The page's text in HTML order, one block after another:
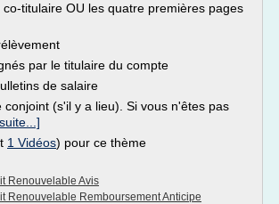
titulaire OU les quatre premières pages
par le titulaire du compte
de salaire
conjoint (s'il y a lieu). Si vous n'êtes pas
1 Vidéos) pour ce thème
Renouvelable Avis
Renouvelable Remboursement Anticipe